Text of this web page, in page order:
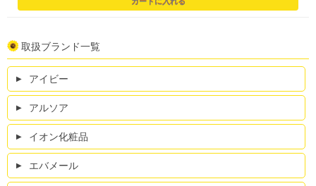
取扱ブランド一覧
アイビー
アルソア
イオン化粧品
エバメール